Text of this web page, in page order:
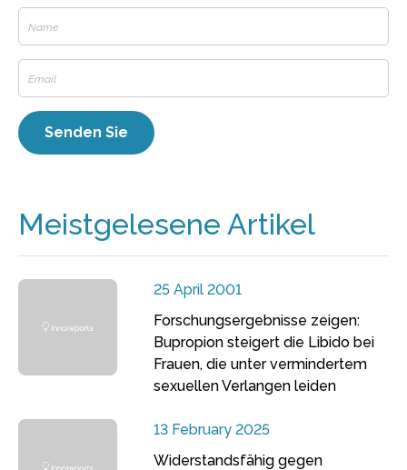
Meistgelesene Artikel
25 April 2001
Forschungsergebnisse zeigen:
Bupropion steigert die Libido bei
Frauen, die unter vermindertem
sexuellen Verlangen leiden
13 February 2025
Widerstandsfähig gegen